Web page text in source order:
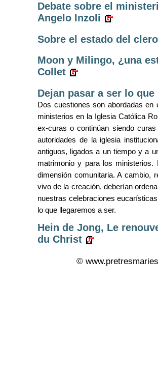
Debate sobre el
Angelo Inzoli
Sobre el estado del
Moon y Milingo, ¿una
Collet
Dejan pasar a ser lo
Dos cuestiones son abordadas
ministerios en la IglesiaCatólica
ex-curas o continúan siendo
autoridades de la iglesia
antiguos, ligados a un tiempo y a
matrimonio y para los
dimensión comunitaria. A cambio,
vivo de la creación, deberían
nuestras celebraciones
lo que llegaremos a ser.
Hein de Jong, Le
du Christ
©